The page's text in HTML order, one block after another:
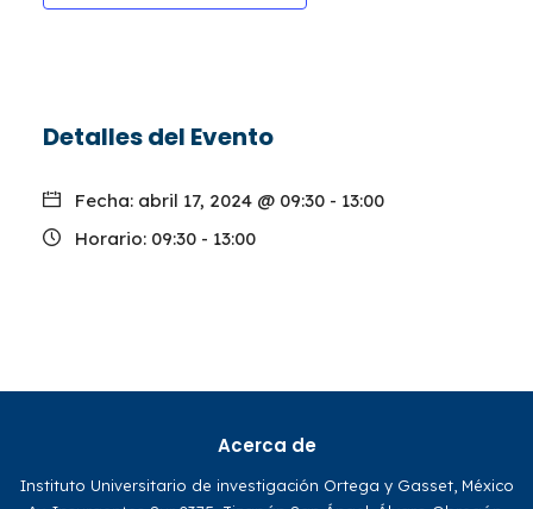
Detalles del Evento
Fecha: abril 17, 2024 @ 09:30 - 13:00
Horario: 09:30 - 13:00
Acerca de
Instituto Universitario de investigación Ortega y Gasset, México